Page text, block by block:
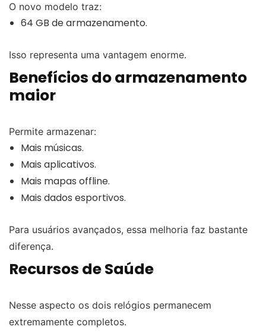
O novo modelo traz:
64 GB de armazenamento.
Isso representa uma vantagem enorme.
Benefícios do armazenamento
maior
Permite armazenar:
Mais músicas.
Mais aplicativos.
Mais mapas offline.
Mais dados esportivos.
Para usuários avançados, essa melhoria faz bastante
diferença.
Recursos de Saúde
Nesse aspecto os dois relógios permanecem
extremamente completos.